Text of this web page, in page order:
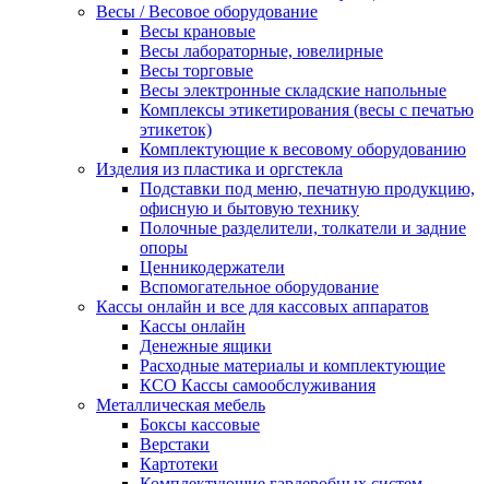
Весы / Весовое оборудование
Весы крановые
Весы лабораторные, ювелирные
Весы торговые
Весы электронные складские напольные
Комплексы этикетирования (весы с печатью
этикеток)
Комплектующие к весовому оборудованию
Изделия из пластика и оргстекла
Подставки под меню, печатную продукцию,
офисную и бытовую технику
Полочные разделители, толкатели и задние
опоры
Ценникодержатели
Вспомогательное оборудование
Кассы онлайн и все для кассовых аппаратов
Кассы онлайн
Денежные ящики
Расходные материалы и комплектующие
КСО Кассы самообслуживания
Металлическая мебель
Боксы кассовые
Верстаки
Картотеки